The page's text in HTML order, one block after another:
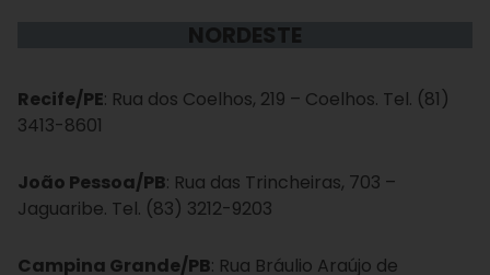
NORDESTE
Recife/PE: Rua dos Coelhos, 219 – Coelhos. Tel. (81)
3413-8601
João Pessoa/PB: Rua das Trincheiras, 703 –
Jaguaribe. Tel. (83) 3212-9203
Campina Grande/PB: Rua Bráulio Araújo de